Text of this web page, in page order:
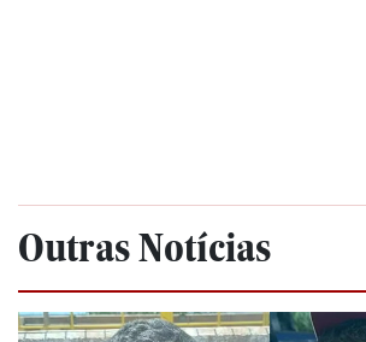
Outras Notícias